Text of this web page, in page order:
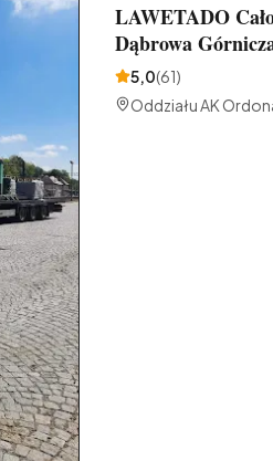
LAWETADO
Dąbrowa
5,0(61)
Oddziału AK